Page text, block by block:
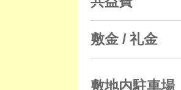
敷金 / 礼金
敷地内駐車場